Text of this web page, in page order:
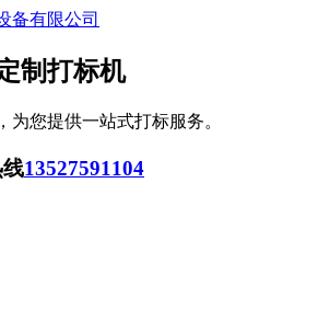
制打标机
为您提供一站式打标服务。
13527591104